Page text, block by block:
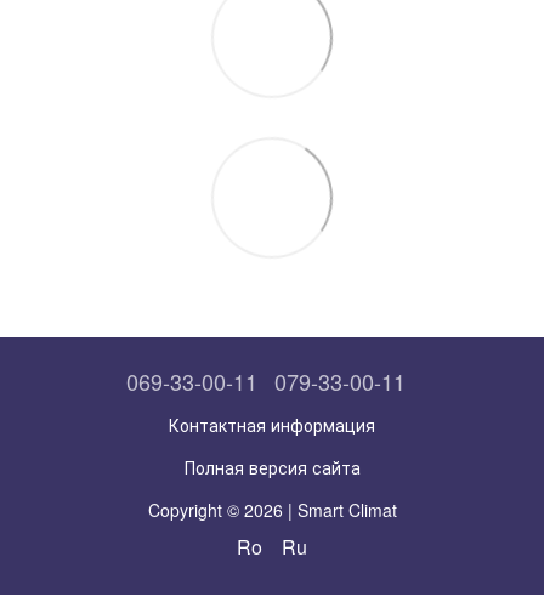
069-33-00-11 079-33-00-11
Контактная информация
Полная версия сайта
Copyright © 2026 | Smart Climat
Ro Ru